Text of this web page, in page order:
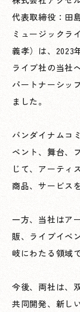
代表取締役：田
ミュージックラ
義孝）は、2023
ライブ社の当社
パートナーシッ
ました。
バンダイナムコ
ベント、舞台、
じて、アーティ
商品、サービス
一方、当社はア
販、ライブイベ
岐にわたる領域
今後、両社は、
共同開発、新し